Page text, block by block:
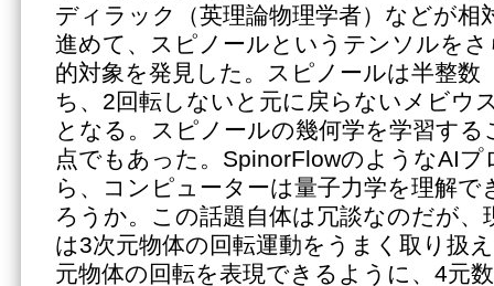
ディラック（英理論物理学者）などが相
進めて、スピノールというテンソルを
的対象を発見した。スピノールは半整数
ち、2回転しないと元に戻らないメビウ
となる。スピノールの幾何学を学習する
点でもあった。SpinorFlowのようなAI
ら、コンピューターは量子力学を理解
ろうか。この話題自体は冗談なのだが、
は3次元物体の回転運動をうまく取り扱
元物体の回転を表現できるように、4元